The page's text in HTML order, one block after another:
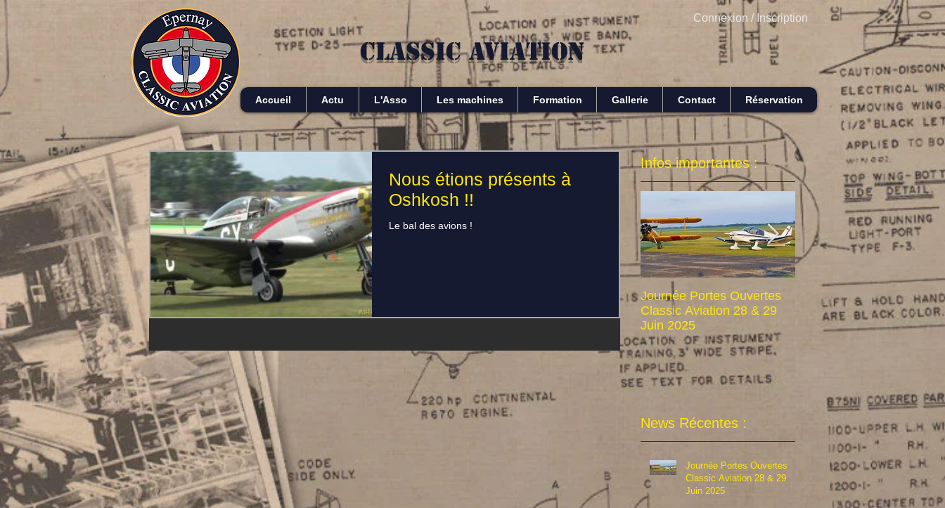
Connexion / Inscription
Accueil Actu L'Asso Les machines Formation Gallerie Contact Réservation
Classic Aviation
Nous étions présents à
Oshkosh !!
Le bal des avions !
Infos importantes :
Journée Portes Ouvertes
Classic Aviation 28 & 29
Juin 2025
Idée Cadeau : Découverte
de la Champagne en
Biplan
News Récentes :
Journée Portes Ouvertes
Classic Aviation 28 & 29
Juin 2025